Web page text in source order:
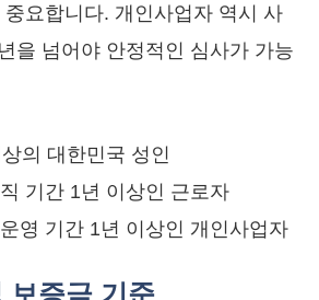
요합니다. 개인사업자 역시 사
을 넘어야 안정적인 심사가 가능
의 대한민국 성인
기간 1년 이상인 근로자
영 기간 1년 이상인 개인사업자
보증금 기준